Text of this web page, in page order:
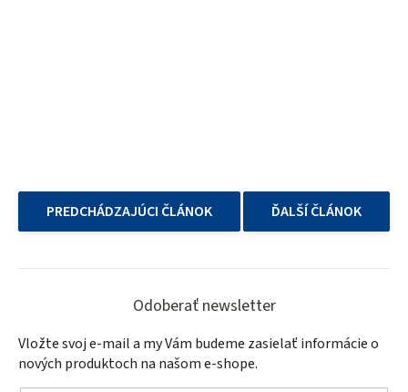
PREDCHÁDZAJÚCI ČLÁNOK ĎALŠÍ ČLÁNOK
Odoberať newsletter
Vložte svoj e-mail a my Vám budeme zasielať informácie o
nových produktoch na našom e-shope.